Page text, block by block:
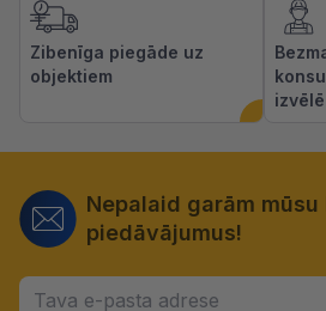
Zibenīga piegāde uz
objektiem
izvēlē
Nepalaid garām
piedāvājumus!